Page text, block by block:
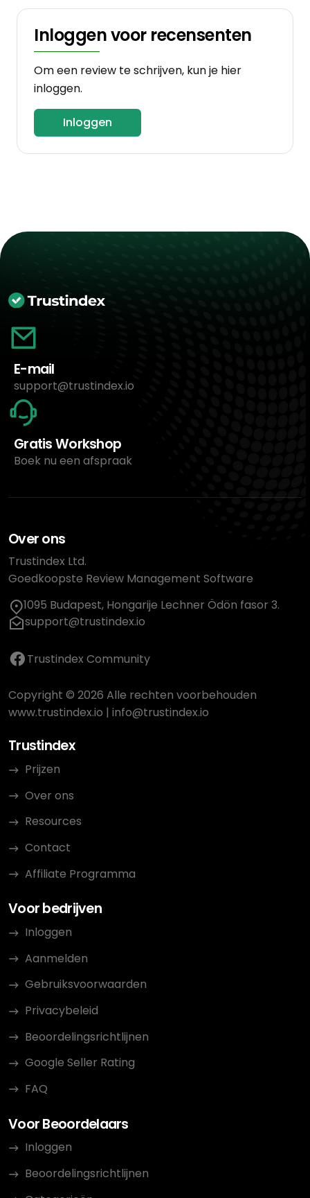
Inloggen voor recensenten
Om een review te schrijven, kun je hier
inloggen.
Inloggen
E-mail
support@trustindex.io
Gratis Workshop
Boek nu een afspraak
Over ons
Trustindex Ltd.
Goedkoopste Review Management Software
1095 Budapest, Hongarije Lechner Ödön fasor 3.
support@trustindex.io
Trustindex Community
Copyright © 2026 Alle rechten voorbehouden
www.trustindex.io | info@trustindex.io
Trustindex
Prijzen
Over ons
Resources
Contact
Affiliate Programma
Voor bedrijven
Inloggen
Aanmelden
Gebruiksvoorwaarden
Privacybeleid
Beoordelingsrichtlijnen
Google Seller Rating
FAQ
Voor Beoordelaars
Inloggen
Beoordelingsrichtlijnen